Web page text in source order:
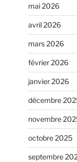
mai 2026
avril 2026
mars 2026
février 2026
janvier 2026
décembre
novembre
octobre 2025
septembre